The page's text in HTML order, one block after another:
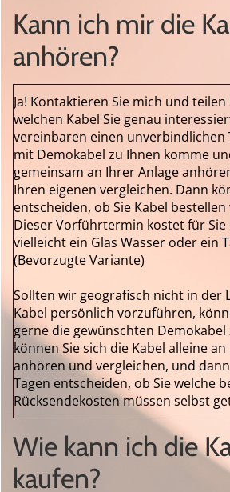
Kann ich mir die
anhören?
Ja! Kontaktieren Sie mich und
welchen Kabel Sie genau
vereinbaren einen unverbindlichen
mit Demokabel zu Ihnen komme
gemeinsam an Ihrer Anlage
Ihren eigenen vergleichen. Dann
entscheiden, ob Sie Kabel
Dieser Vorführtermin kostet für
vielleicht ein Glas Wasser oder ein
(Bevorzugte Variante)
Sollten wir geografisch nicht in der
Kabel persönlich vorzuführen,
gerne die gewünschten Demokabel
können Sie sich die Kabel alleine
anhören und vergleichen, und
Tagen entscheiden, ob Sie welche
Rücksendekosten müssen selbst
Wie kann ich die
kaufen?